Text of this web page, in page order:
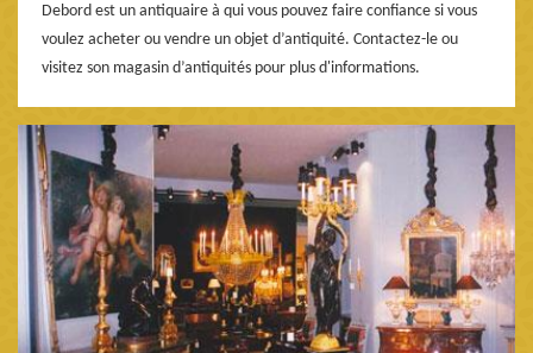
Debord est un antiquaire à qui vous pouvez faire confiance si vous
voulez acheter ou vendre un objet d’antiquité. Contactez-le ou
visitez son magasin d’antiquités pour plus d'informations.